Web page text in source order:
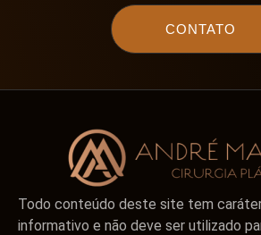
CONTATO
Todo conteúdo deste site tem
informativo e não deve ser utilizado